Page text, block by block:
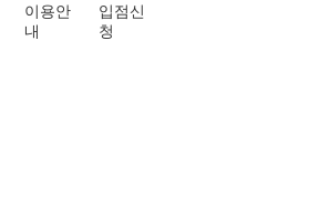
이용안
내
입점신
청